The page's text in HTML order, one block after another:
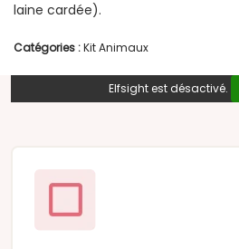
laine cardée).
Catégories :Kit Animaux
Elfsight est désactivé.